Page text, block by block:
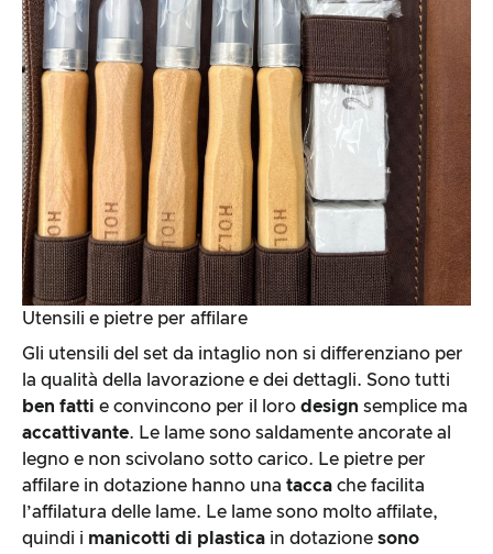
Utensili e pietre per affilare
Gli utensili del set da intaglio non si differenziano per
la qualità della lavorazione e dei dettagli. Sono tutti
ben fatti e convincono per il loro design semplice ma
accattivante. Le lame sono saldamente ancorate al
legno e non scivolano sotto carico. Le pietre per
affilare in dotazione hanno una tacca che facilita
l’affilatura delle lame. Le lame sono molto affilate,
quindi i manicotti di plastica in dotazione sono